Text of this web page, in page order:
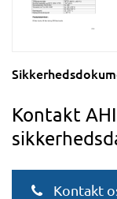
Kontakt
Kontakt